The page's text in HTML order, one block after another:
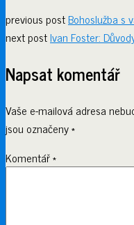
previous postBohoslužba s
next postIvan Foster:
Napsat komentář
Vaše e-mailová adresa
jsou označeny*
Komentář*